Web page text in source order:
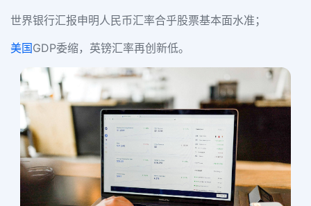
世界银行汇报申明人民币汇率合乎股票基本面水准；
美国GDP委缩，英镑汇率再创新低。